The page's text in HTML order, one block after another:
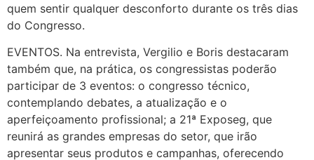
quem sentir qualquer desconforto durante os três dias
do Congresso.
EVENTOS. Na entrevista, Vergilio e Boris destacaram
também que, na prática, os congressistas poderão
participar de 3 eventos: o congresso técnico,
contemplando debates, a atualização e o
aperfeiçoamento profissional; a 21ª Exposeg, que
reunirá as grandes empresas do setor, que irão
apresentar seus produtos e campanhas, oferecendo